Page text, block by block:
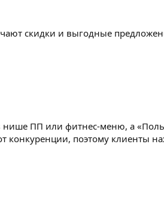
скидки и выгодные
ПП или фитнес-меню, а
поэтому клиенты